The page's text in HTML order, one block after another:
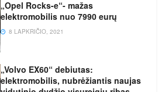
„Opel Rocks-e“- mažas
elektromobilis nuo 7990 eurų
8 LAPKRIČIO, 2021
„Volvo EX60“ debiutas:
elektromobilis, nubrėžiantis naujas